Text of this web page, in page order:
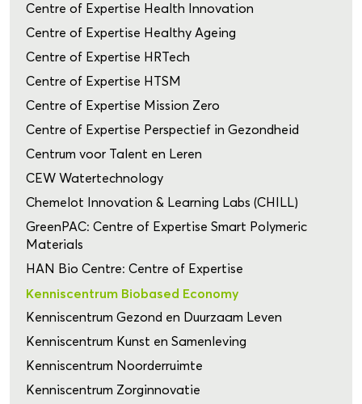
Centre of Expertise Health Innovation
Centre of Expertise Healthy Ageing
Centre of Expertise HRTech
Centre of Expertise HTSM
Centre of Expertise Mission Zero
Centre of Expertise Perspectief in Gezondheid
Centrum voor Talent en Leren
CEW Watertechnology
Chemelot Innovation & Learning Labs (CHILL)
GreenPAC: Centre of Expertise Smart Polymeric
Materials
HAN Bio Centre: Centre of Expertise
Kenniscentrum Biobased Economy
Kenniscentrum Gezond en Duurzaam Leven
Kenniscentrum Kunst en Samenleving
Kenniscentrum Noorderruimte
Kenniscentrum Zorginnovatie